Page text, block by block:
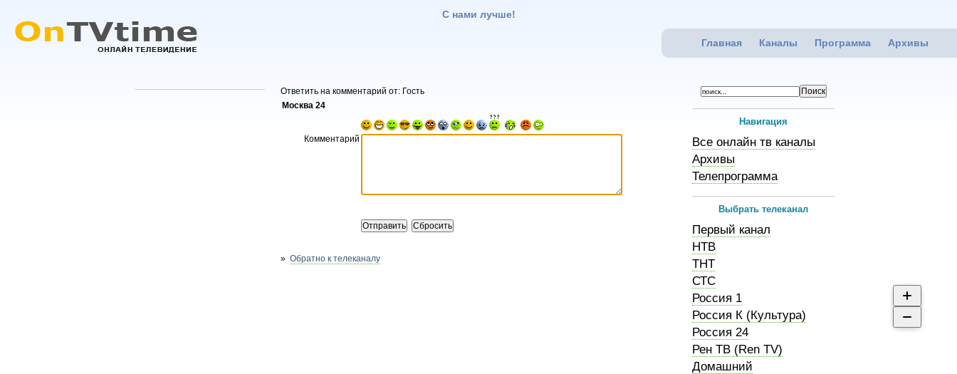
С нами лучше!
Главная Каналы Программа Архивы
Ответить на комментарий от: Гость
Москва 24
Комментарий
» Обратно к телеканалу
Навигация
Все онлайн тв каналы
Архивы
Телепрограмма
Выбрать телеканал
Первый канал
НТВ
ТНТ
СТС
Россия 1
Россия К (Культура)
Россия 24
Рен ТВ (Ren TV)
Домашний